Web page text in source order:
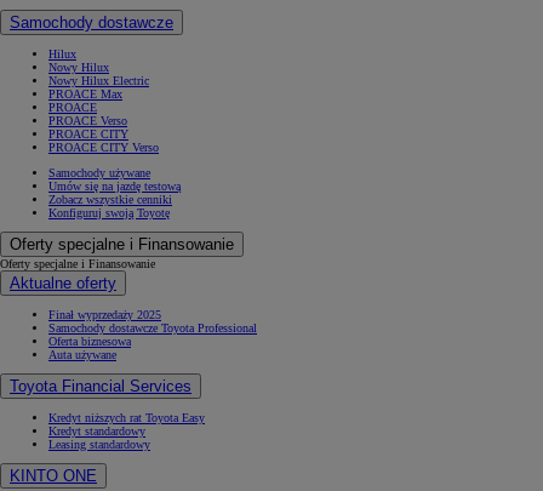
Samochody dostawcze
Hilux
Nowy Hilux
Nowy Hilux Electric
PROACE Max
PROACE
PROACE Verso
PROACE CITY
PROACE CITY Verso
Samochody używane
Umów się na jazdę testową
Zobacz wszystkie cenniki
Konfiguruj swoją Toyotę
Oferty specjalne i Finansowanie
Oferty specjalne i Finansowanie
Aktualne oferty
Finał wyprzedaży 2025
Samochody dostawcze Toyota Professional
Oferta biznesowa
Auta używane
Toyota Financial Services
Kredyt niższych rat Toyota Easy
Kredyt standardowy
Leasing standardowy
KINTO ONE